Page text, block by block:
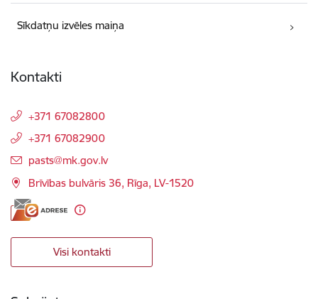
Sīkdatņu izvēles maiņa
Kontakti
+371 67082800
+371 67082900
E-pasts:
pasts@mk.gov.lv
Brīvības bulvāris 36, Rīga, LV-1520
Visi kontakti